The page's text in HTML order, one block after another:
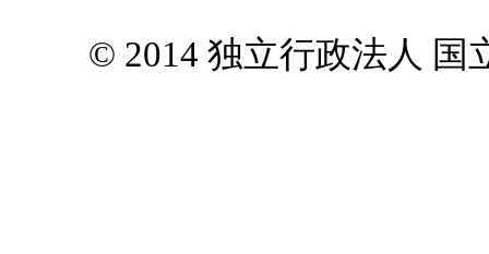
© 2014 独立行政法人 国